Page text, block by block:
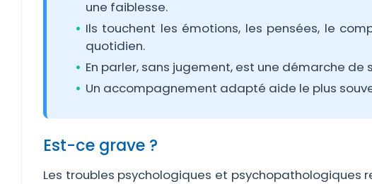
une faiblesse.
Ils touchent les émotions, les pensées, le
quotidien.
En parler, sans jugement, est une démarche
Un accompagnement adapté aide le plus
Est-ce grave ?
Les troubles psychologiques et